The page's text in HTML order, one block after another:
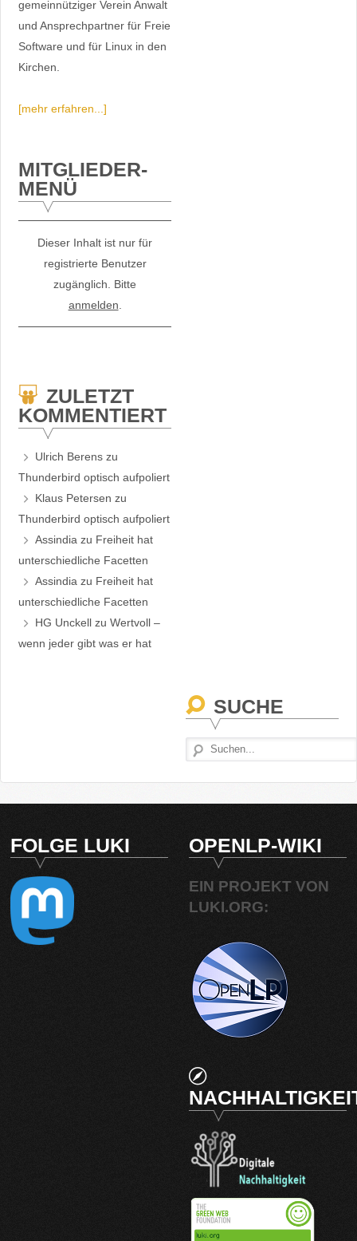
gemeinnütziger Verein Anwalt
und Ansprechpartner für Freie
Software und für Linux in den
Kirchen.
[mehr erfahren...]
MITGLIEDER-
MENÜ
Dieser Inhalt ist nur für
registrierte Benutzer
zugänglich. Bitte
anmelden
ZULETZT
KOMMENTIERT
Ulrich Berens zu
Thunderbird optisch aufpoliert
Klaus Petersen zu
Thunderbird optisch aufpoliert
Assindia zu Freiheit hat
unterschiedliche Facetten
Assindia zu Freiheit hat
unterschiedliche Facetten
HG Unckell zuWertvoll –
wenn jeder gibt was er hat
SUCHE
FOLGE LUKI OPENLP-WIKI
EIN PROJEKT VON
LUKI.ORG: